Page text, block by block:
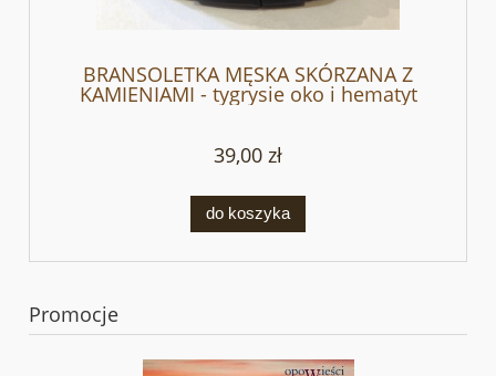
BRANSOLETKA MĘSKA SKÓRZANA Z
KAMIENIAMI - tygrysie oko i hematyt
39,00 zł
do koszyka
Promocje